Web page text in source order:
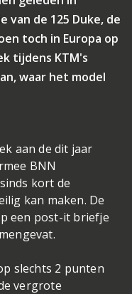
van de 125 Duke, de
toch in Europa op
tijdens KTM's
waar het model
aan de dit jaar
BNN
kort de
kan maken. De
een post-it briefje
slechts 2 punten
vergrote